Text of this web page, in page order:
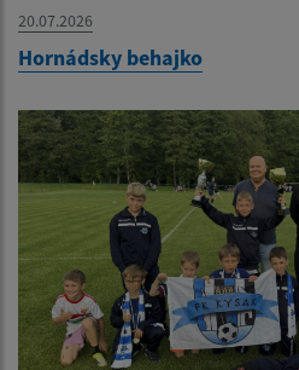
20.07.2026
Hornádsky behajko